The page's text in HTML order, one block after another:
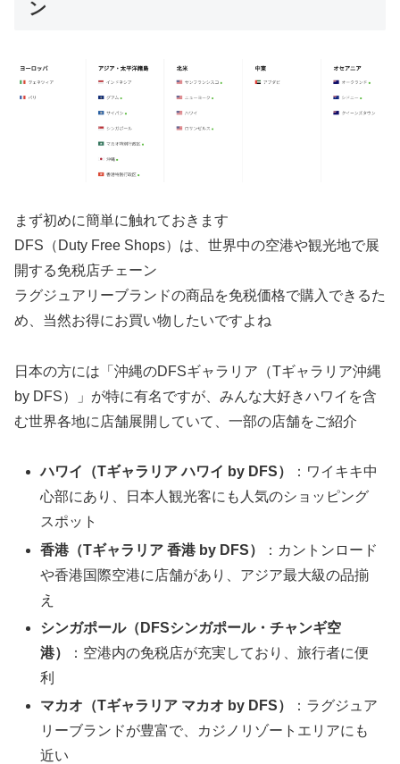
ン
まず初めに簡単に触れておきます
DFS（Duty Free Shops）は、世界中の空港や観光地で展
開する免税店チェーン
ラグジュアリーブランドの商品を免税価格で購入できるた
め、当然お得にお買い物したいですよね
日本の方には「沖縄のDFSギャラリア（Tギャラリア沖縄
by DFS）」が特に有名ですが、みんな大好きハワイを含
む世界各地に店舗展開していて、一部の店舗をご紹介
ハワイ（Tギャラリア ハワイ by DFS）
：ワイキキ中
心部にあり、日本人観光客にも人気のショッピング
スポット
香港（Tギャラリア 香港 by DFS）
：カントンロード
や香港国際空港に店舗があり、アジア最大級の品揃
え
シンガポール（DFSシンガポール・チャンギ空
港）
：空港内の免税店が充実しており、旅行者に便
利
マカオ（Tギャラリア マカオ by DFS）
：ラグジュア
リーブランドが豊富で、カジノリゾートエリアにも
近い